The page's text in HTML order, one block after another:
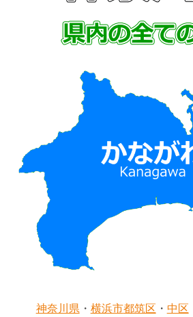
神奈川県 ・ 横浜市都筑区 ・ 中区